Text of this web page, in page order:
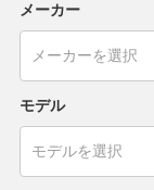
メーカー
モデル